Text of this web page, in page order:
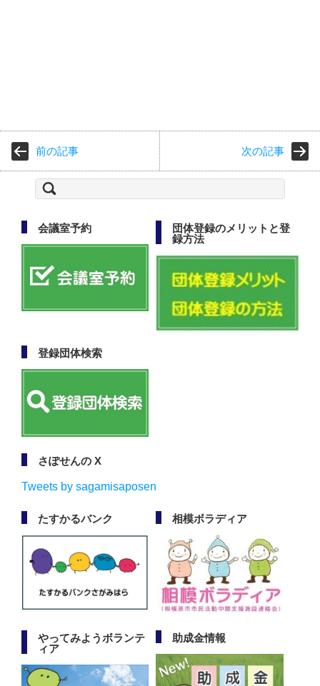
前の記事 次の記事
検
索:
会議室予約
団体登録のメリットと登
録方法
登録団体検索
さぽせんの X
Tweets by sagamisaposen
たすかるバンク 相模ボラディア
やってみようボランテ
ィア
助成金情報